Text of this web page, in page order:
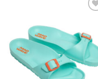
желаний